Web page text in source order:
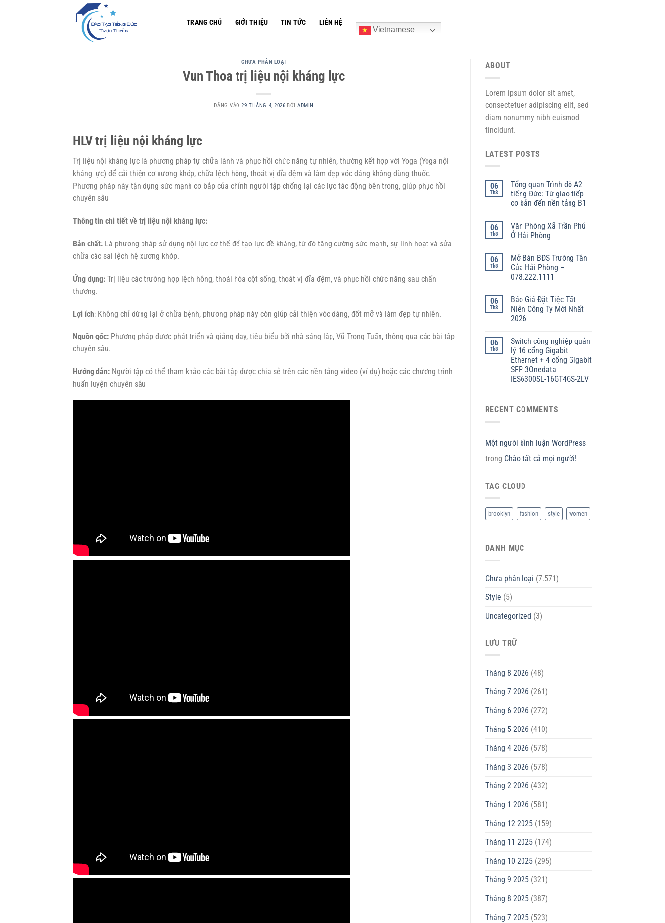
TRANG CHỦ GIỚI THIỆU TIN TỨC
LIÊN HỆ
Vietnamese
CHƯA PHÂN LOẠI
Vun Thoa trị liệu nội kháng lực
ĐĂNG VÀO29 THÁNG 4, 2026 BỞIADMIN
HLV trị liệu nội kháng lực
Trị liệu nội kháng lực là phương pháp tự chữa lành và phục hồi chức năng tự nhiên, thường kết hợp với Yoga (Yoga nội
kháng lực) để cải thiện cơ xương khớp, chữa lệch hông, thoát vị đĩa đệm và làm đẹp vóc dáng không dùng thuốc.
Phương pháp này tận dụng sức mạnh cơ bắp của chính người tập chống lại các lực tác động bên trong, giúp phục hồi
chuyên sâu
Thông tin chi tiết về trị liệu nội kháng lực:
Bản chất: Là phương pháp sử dụng nội lực cơ thể để tạo lực đề kháng, từ đó tăng cường sức mạnh, sự linh hoạt và sửa
chữa các sai lệch hệ xương khớp.
Ứng dụng: Trị liệu các trường hợp lệch hông, thoái hóa cột sống, thoát vị đĩa đệm, và phục hồi chức năng sau chấn
thương.
Lợi ích: Không chỉ dừng lại ở chữa bệnh, phương pháp này còn giúp cải thiện vóc dáng, đốt mỡ và làm đẹp tự nhiên.
Nguồn gốc: Phương pháp được phát triển và giảng dạy, tiêu biểu bởi nhà sáng lập, Vũ Trọng Tuấn, thông qua các bài tập
chuyên sâu.
Hướng dẫn: Người tập có thể tham khảo các bài tập được chia sẻ trên các nền tảng video (ví dụ) hoặc các chương trình
huấn luyện chuyên sâu
ABOUT
Lorem ipsum dolor sit amet,
consectetuer adipiscing elit, sed
diam nonummy nibh euismod
tincidunt.
LATEST POSTS
06
Th8
Tổng quan Trình độ A2
tiếng Đức: Từ giao tiếp
cơ bản đến nền tảng B1
06
Th8
Văn Phòng Xã Trần Phú
Ở Hải Phòng
06
Th8
Mở Bán BĐS Trường Tân
Của Hải Phòng –
078.222.1111
06
Th8
Báo Giá Đặt Tiệc Tất
Niên Công Ty Mới Nhất
2026
06
Th8
Switch công nghiệp quản
lý 16 cổng Gigabit
Ethernet + 4 cổng Gigabit
SFP 3Onedata
IES6300SL-16GT4GS-2LV
RECENT COMMENTS
Một người bình luận WordPress
trong Chào tất cả mọi người!
TAG CLOUD
brooklyn fashion style women
DANH MỤC
Chưa phân loại (7.571)
Style (5)
Uncategorized (3)
LƯU TRỮ
Tháng 8 2026 (48)
Tháng 7 2026 (261)
Tháng 6 2026 (272)
Tháng 5 2026 (410)
Tháng 4 2026 (578)
Tháng 3 2026 (578)
Tháng 2 2026 (432)
Tháng 1 2026 (581)
Tháng 12 2025(159)
Tháng 11 2025(174)
Tháng 10 2025(295)
Tháng 9 2025(321)
Tháng 8 2025(387)
Tháng 7 2025(523)